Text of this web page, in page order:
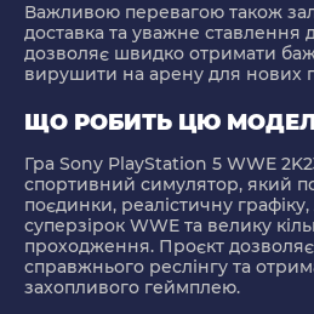
Важливою перевагою також
доставка та уважне ставлення
дозволяє швидко отримати
вирушити на арену для нових
ЩО РОБИТЬ ЦЮ
Гра Sony PlayStation 5 WWE
спортивний симулятор, який
поєдинки, реалістичну
суперзірок WWE та велику
проходження. Проєкт
справжнього реслінгу та
захопливого геймплею.